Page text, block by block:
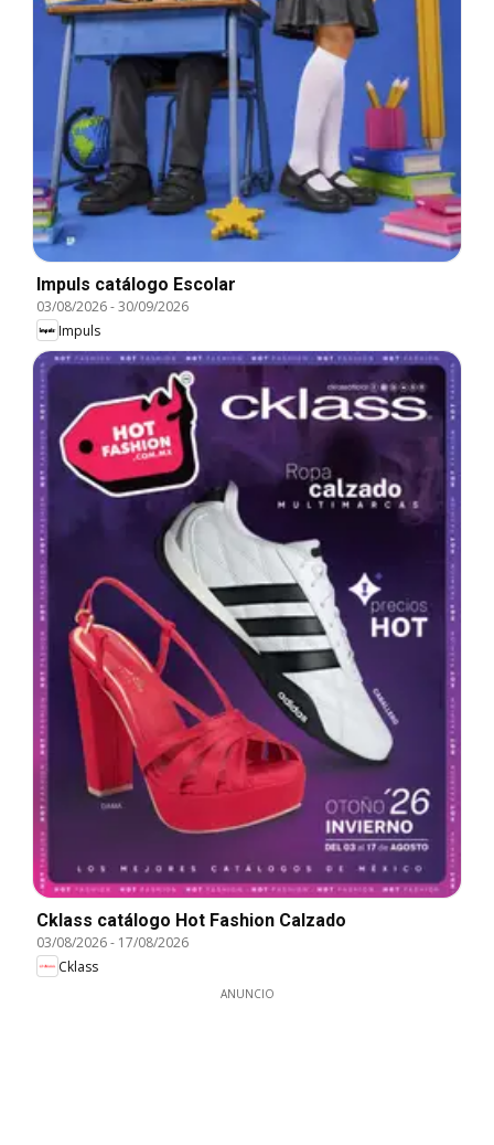
Impuls catálogo Escolar
03/08/2026-30/09/2026
Impuls
Cklass catálogo Hot Fashion Calzado
03/08/2026- 17/08/2026
Cklass
ANUNCIO